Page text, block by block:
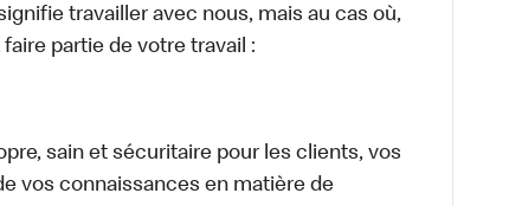
travailler avec nous, mais au cas où,
partie de votre travail :
sain et sécuritaire pour les clients, vos
vos connaissances en matière de